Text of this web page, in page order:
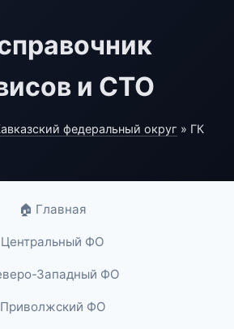
и СТО
федеральный округ » ГК
🏠 Главная
Центральный ФО
Западный ФО
Приволжский ФО